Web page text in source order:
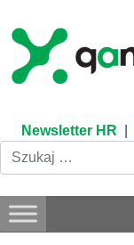
content
Newsletter HR